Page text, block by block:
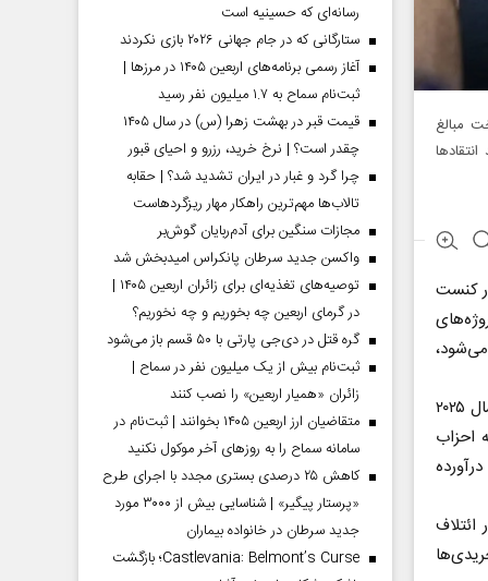
مبالغ
کنست
دلار) به پروژه‌های
به نوشته این روزنامه در شرایطی که کابینه اسرائیل بسیاری از هزینه‌ها را در بودجه سال ۲۰۲۵
احزاب
رسانه‌ای که حسینیه است
ستارگانی که در جام جهانی ۲۰۲۶ بازی نکردند
آغاز رسمی برنامه‌های اربعین ۱۴۰۵ در مرز‌ها |
ثبت‌نام سماح به ۱.۷ میلیون نفر رسید
قیمت قبر در بهشت زهرا (س) در سال ۱۴۰۵
چقدر است؟ | نرخ خرید، رزرو و احیای قبور
چرا گرد و غبار در ایران تشدید شد؟ | حقابه
تالاب‌ها مهم‌ترین راهکار مهار ریزگردهاست
مجازات سنگین برای آدم‌ربایان گوش‌بر
واکسن جدید سرطان پانکراس امیدبخش شد
توصیه‌های تغذیه‌ای برای زائران اربعین ۱۴۰۵ |
در گرمای اربعین چه بخوریم و چه نخوریم؟
گره قتل در دی‌جی پارتی با ۵۰ قسم باز می‌شود
ثبت‌نام بیش از یک میلیون نفر در سماح |
زائران «همیار اربعین» را نصب کنند
متقاضیان ارز اربعین ۱۴۰۵ بخوانند | ثبت‌نام در
سامانه سماح را به روز‌های آخر موکول نکنید
کاهش ۲۵ درصدی بستری مجدد با اجرای طرح
«پرستار پیگیر» | شناسایی بیش از ۳۰۰۰ مورد
جدید سرطان در خانواده بیماران
Castlevania: Belmont’s Curse؛ بازگشت